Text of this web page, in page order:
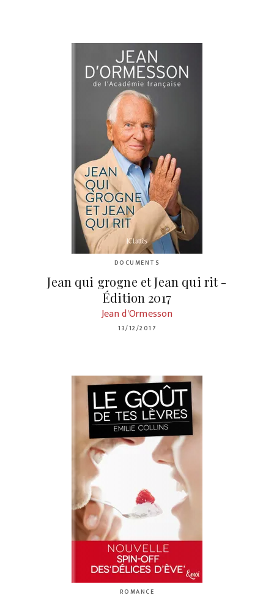
DOCUMENTS
Jean qui grogne et Jean qui rit -
Édition 2017
Jean d'Ormesson
13/12/2017
ROMANCE